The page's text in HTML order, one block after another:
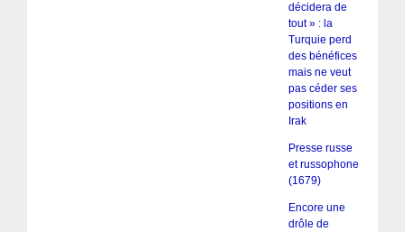
décidera de
tout » : la
Turquie perd
des bénéfices
mais ne veut
pas céder ses
positions en
Irak
Presse russe
et russophone
(1679)
Encore une
drôle de